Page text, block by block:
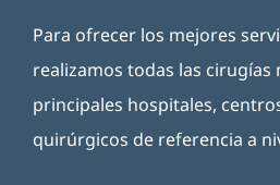
Para ofrecer los mejores
realizamos todas las cirugías
principales hospitales,
quirúrgicos de referencia a